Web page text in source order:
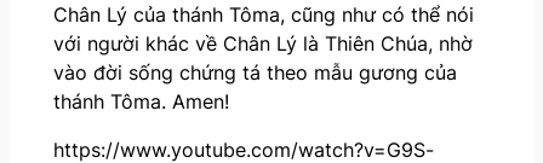
Chân Lý của thánh Tôma, cũng như có thể nói
với người khác về Chân Lý là Thiên Chúa, nhờ
vào đời sống chứng tá theo mẫu gương của
thánh Tôma. Amen!
https://www.youtube.com/watch?v=G9S-